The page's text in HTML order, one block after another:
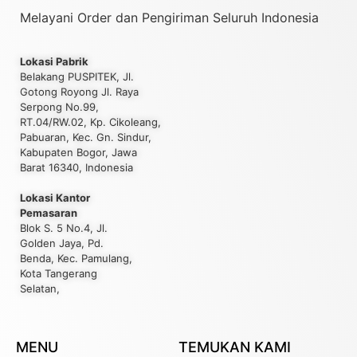
Melayani Order dan Pengiriman Seluruh Indonesia
Lokasi Pabrik
Belakang PUSPITEK, Jl.
Gotong Royong Jl. Raya
Serpong No.99,
RT.04/RW.02, Kp. Cikoleang,
Pabuaran, Kec. Gn. Sindur,
Kabupaten Bogor, Jawa
Barat 16340, Indonesia
Lokasi Kantor
Pemasaran
Blok S. 5 No.4, Jl.
Golden Jaya, Pd.
Benda, Kec. Pamulang,
Kota Tangerang
Selatan,
MENU TEMUKAN KAMI